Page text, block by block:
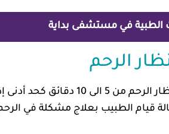
الطبية في مستشفى بداية
الرحم
تستغرق مدة عملية منظار
الطبيب بعلاج مشكلة في الرحم